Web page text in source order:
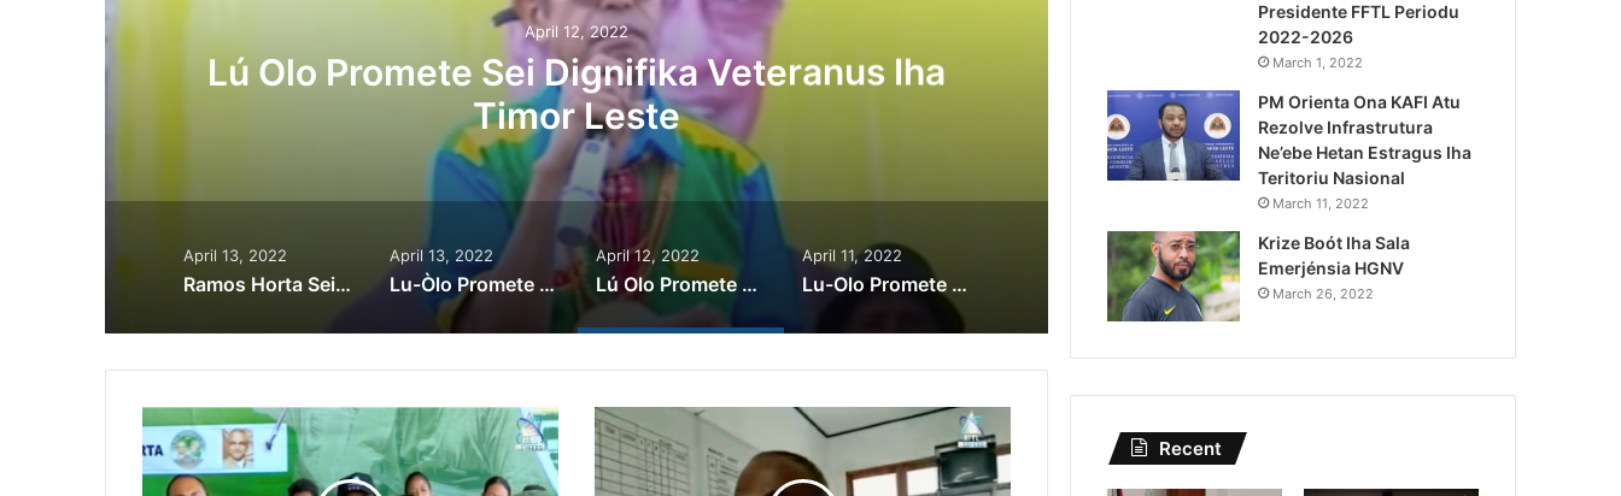
April 12, 2022
Lú Olo Promete Sei Dignifika Veteranus Iha
Timor Leste
Lu-Olo Promete Sei
April 13, 2022
Ramos Horta Sei Importansia Ba Seitor Edukasaun Hodi Hadia Kualidade Rekursus Humanus
April 13, 2022
Lu-Òlo Promete Sei Defende Direitu Feto No Labarik
April 12, 2022
Lú Olo Promete Sei Dignifika Veteranus Iha Timor Leste
April 11, 2022
Lu-Olo Promete Sei Hametin Estado Direito Demokratiku
Presidente FFTL Periodu
2022-2026
March 1, 2022
PM Orienta Ona KAFI Atu
Rezolve Infrastrutura
Ne’ebe Hetan Estragus Iha
Teritoriu Nasional
March 11, 2022
Krize Boót Iha Sala
Emerjénsia HGNV
March 26, 2022
Recent